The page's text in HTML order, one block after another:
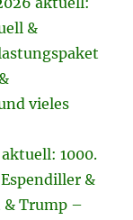
&
vieles
1000.
&
& Trump –